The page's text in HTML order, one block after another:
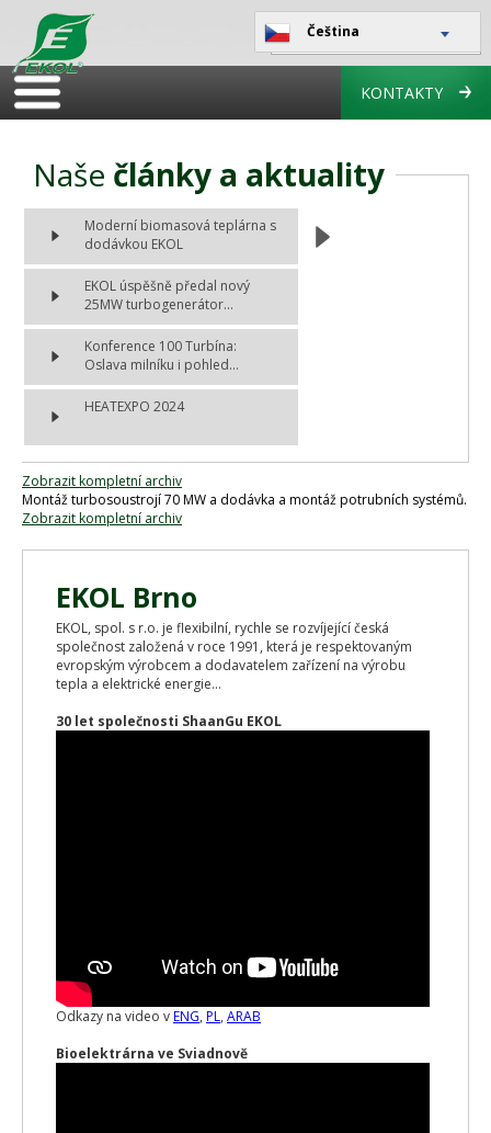
Čeština
KONTAKTY
Naše články a aktuality
Moderní biomasová teplárna s
dodávkou EKOL
EKOL úspěšně předal nový
25MW turbogenerátor...
Konference 100 Turbína:
Oslava milníku i pohled...
HEATEXPO 2024
Zobrazit kompletní archiv
Montáž turbosoustrojí 70 MW a dodávka a montáž potrubních systémů.
Zobrazit kompletní archiv
EKOL Brno
EKOL, spol. s r.o. je flexibilní, rychle se rozvíjející česká
společnost založená v roce 1991, která je respektovaným
evropským výrobcem a dodavatelem zařízení na výrobu
tepla a elektrické energie...
30 let společnosti ShaanGu EKOL
Odkazy na video vENG, PL, ARAB
Bioelektrárna ve Sviadnově